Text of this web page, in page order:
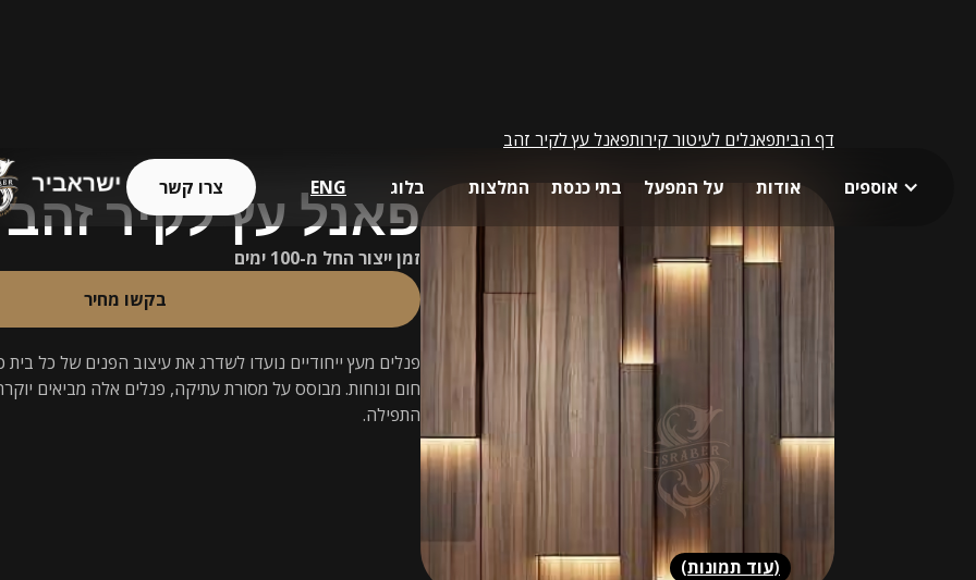
אוספים אודות על המפעל בתי כנסת המלצות בלוג ENG צרו קשר
דף הביתפאנלים לעיטור קירותפאנל עץ לקיר זהב
(עוד תמונות)
פאנל עץ לקיר זהב
זמן ייצור החל מ-100 ימים
בקשו מחיר
פנלים מעץ ייחודיים נועדו לשדרג את עיצוב הפנים של כל
חום ונוחות. מבוסס על מסורת עתיקה, פנלים אלה מביאים
התפילה.